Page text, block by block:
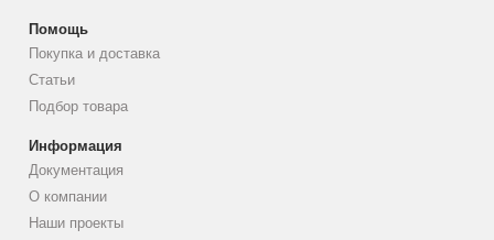
Помощь
Покупка и доставка
Статьи
Подбор товара
Информация
Документация
О компании
Наши проекты